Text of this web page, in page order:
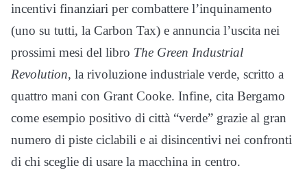
incentivi finanziari per combattere l’inquinamento
(uno su tutti, la Carbon Tax) e annuncia l’uscita nei
prossimi mesi del libro The Green Industrial
Revolution, la rivoluzione industriale verde, scritto a
quattro mani con Grant Cooke. Infine, cita Bergamo
come esempio positivo di città “verde” grazie al gran
numero di piste ciclabili e ai disincentivi nei confronti
di chi sceglie di usare la macchina in centro.